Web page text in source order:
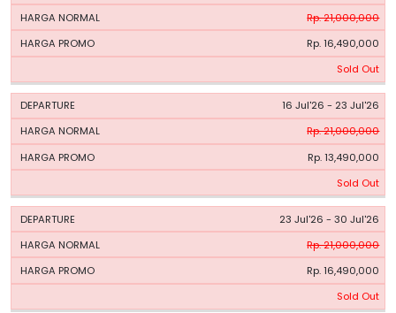
Rp. 21,000,000
Rp. 16,490,000
Sold Out
16 Jul'26 - 23 Jul'26
Rp. 21,000,000
Rp. 13,490,000
Sold Out
23 Jul'26 - 30 Jul'26
Rp. 21,000,000
Rp. 16,490,000
Sold Out